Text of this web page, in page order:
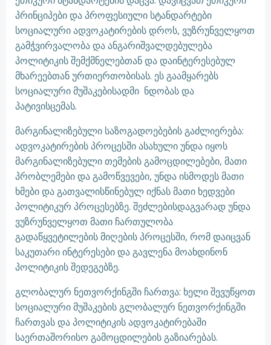
პრინციპები და პროფესიული სტანდარტები
სოციალური ადვოკატირების დროს, ვუზრუნველყოთ
გამჭვირვალობა და ანგარიშვალდებულება
პოლიტიკის შემქმნელებთან და დაინტერესებულ
მხარეებთან ურთიერთობისას. ეს გაამყარებს
სოციალური მუშაკებისადმი ნდობას და
პატივისცემას.
მარგინალიზებული საზოგადოებების გაძლიერება:
ადვოკატირების პროცესში ასახული უნდა იყოს
მარგინალიზებული თემების გამოცდილებები, მათი
პრობლემები და გამოწვევები, უნდა ისმოდეს მათი
ხმები და გათვალისწინებულ იქნას მათი ხედვები
პოლიტიკურ პროცესებზე. შეძლებისდაგვარად უნდა
ვუზრუნველყოთ მათი ჩართულობა
გადაწყვეტილების მიღების პროცესში, რომ დაიცვან
საკუთარი ინტერესები და გავლენა მოახდინონ
პოლიტიკის შედეგებზე.
გლობალურ ნეთვორქინგში ჩართვა: ხელი შევუწყოთ
სოციალური მუშაკების გლობალურ ნეთვორქინგში
ჩართვას და პოლიტიკის ადვოკატირებაში
საერთაშორისო გამოცდილების გაზიარებას.